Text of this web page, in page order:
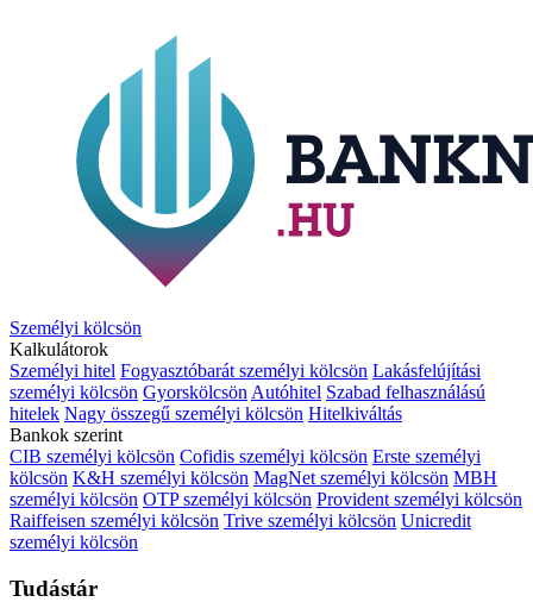
Személyi kölcsön
Kalkulátorok
Személyi hitel Fogyasztóbarát személyi kölcsön Lakásfelújítási
személyi kölcsön Gyorskölcsön Autóhitel Szabad felhasználású
hitelek Nagy összegű személyi kölcsön Hitelkiváltás
Bankok szerint
CIB személyi kölcsön Cofidis személyi kölcsön Erste személyi
kölcsön K&H személyi kölcsön MagNet személyi kölcsön MBH
személyi kölcsön OTP személyi kölcsön Provident személyi kölcsön
Raiffeisen személyi kölcsön Trive személyi kölcsön Unicredit
személyi kölcsön
Tudástár